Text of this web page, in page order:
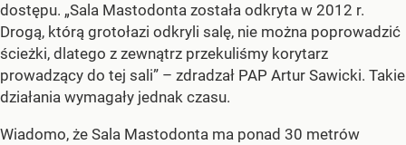
dostępu. „Sala Mastodonta została odkryta w 2012 r.
Drogą, którą grotołazi odkryli salę, nie można poprowadzić
ścieżki, dlatego z zewnątrz przekuliśmy korytarz
prowadzący do tej sali” – zdradzał PAP Artur Sawicki. Takie
działania wymagały jednak czasu.
Wiadomo, że Sala Mastodonta ma ponad 30 metrów